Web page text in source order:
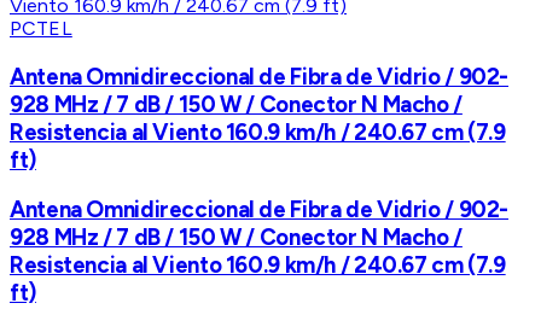
PCTEL
Antena Omnidireccional de Fibra de Vidrio / 902-
928 MHz / 7 dB / 150 W / Conector N Macho /
Resistencia al Viento 160.9 km/h / 240.67 cm (7.9
ft)
Antena Omnidireccional de Fibra de Vidrio / 902-
928 MHz / 7 dB / 150 W / Conector N Macho /
Resistencia al Viento 160.9 km/h / 240.67 cm (7.9
ft)